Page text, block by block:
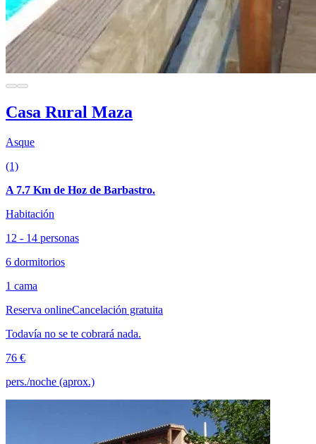
Casa Rural Maza
Asque
(1)
A 7.7 Km de Hoz de Barbastro.
Habitación
12 - 14 personas
6 dormitorios
1 cama
Reserva onlineCancelación gratuita
Todavía no se te cobrará nada.
76 €
pers./noche (aprox.)